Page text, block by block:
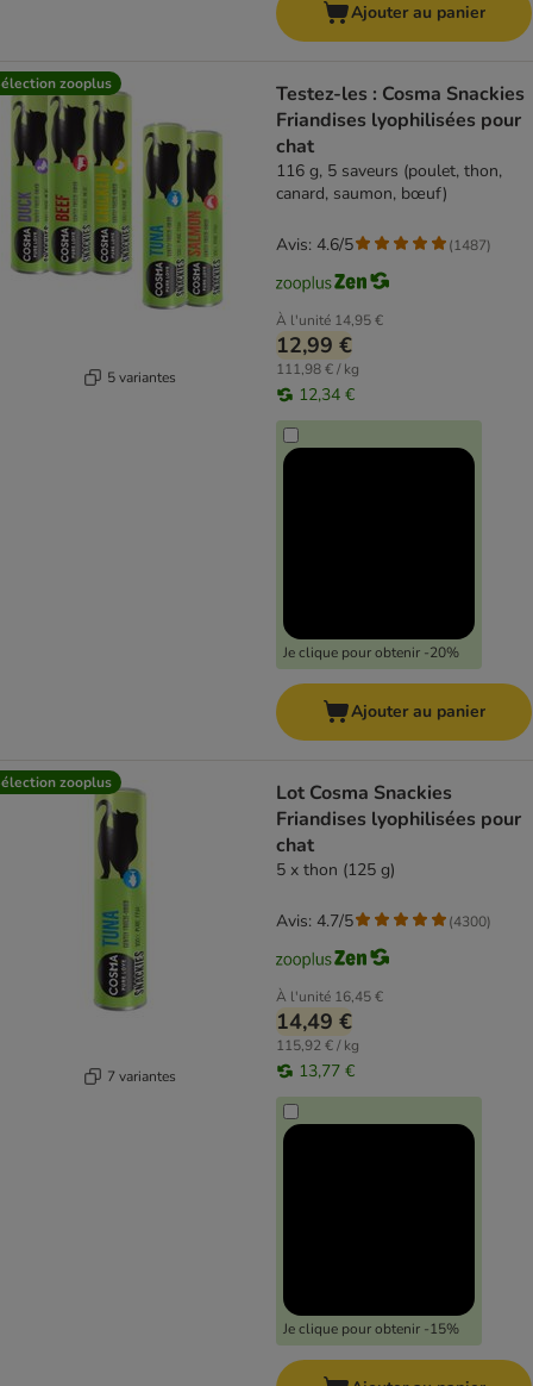
Ajouter au panier
zooplus
5 variantes
Testez-les : Cosma Snackies
Friandises lyophilisées pour
chat
116 g, 5 saveurs (poulet, thon,
canard, saumon, bœuf)
À l'unité 14,95 €
12,99 €
111,98 € / kg
12,34 €
Je clique pour obtenir -20%
Avis: 4.6/5 (1487)
Ajouter au panier
zooplus
7 variantes
Lot Cosma Snackies
Friandises lyophilisées pour
chat
5 x thon (125 g)
À l'unité 16,45 €
14,49 €
115,92 € / kg
13,77 €
Je clique pour obtenir -15%
Avis: 4.7/5 (4300)